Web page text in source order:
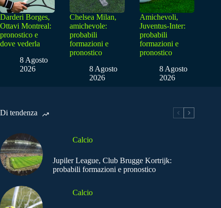
Darderi Borges,
Ottavi Montreal:
pronostico e
dove vederla
8 Agosto
2026
Chelsea Milan,
amichevole:
probabili
formazioni e
pronostico
8 Agosto
2026
Amichevoli,
Juventus-Inter:
probabili
formazioni e
pronostico
8 Agosto
2026
Di tendenza
Calcio
Jupiler League, Club Brugge Kortrijk:
probabili formazioni e pronostico
Calcio